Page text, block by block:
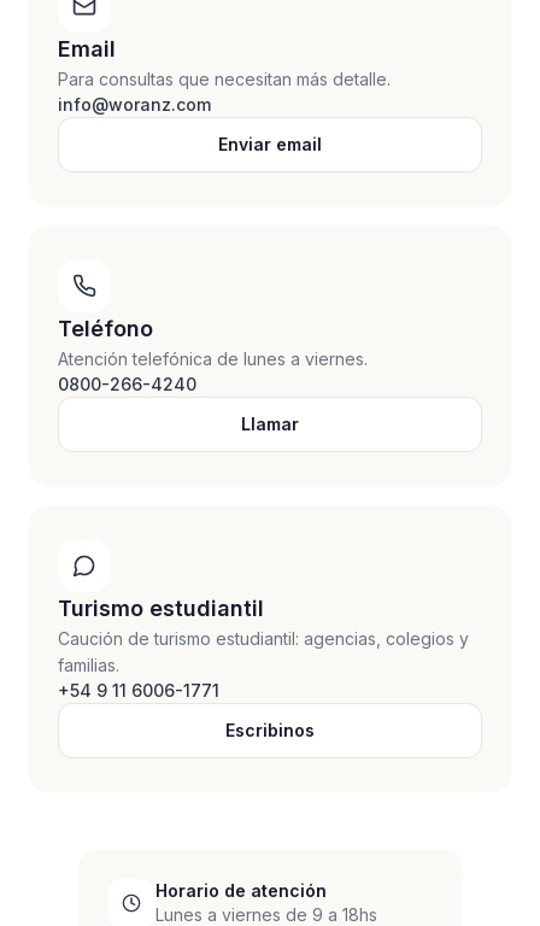
Email
Para consultas que necesitan más detalle.
info@woranz.com
Enviar email
Teléfono
Atención telefónica de lunes a viernes.
0800-266-4240
Llamar
Turismo estudiantil
Caución de turismo estudiantil: agencias, colegios y
familias.
+54 9 11 6006-1771
Escribinos
Horario de atención
Lunes a viernes de 9 a 18hs